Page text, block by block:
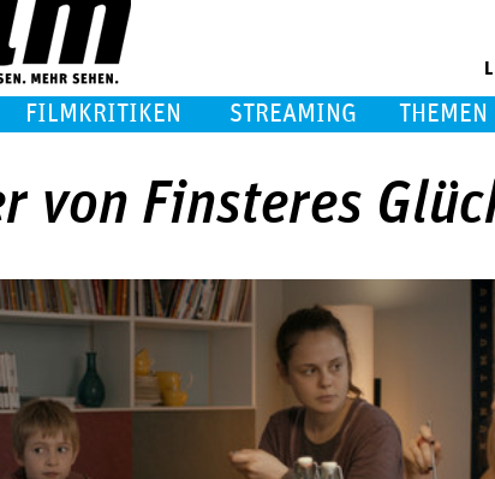
FILMKRITIKEN STREAMING THEMEN
von Finsteres